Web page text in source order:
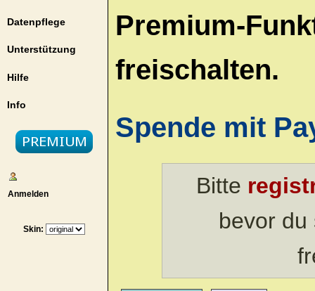
Datenpflege
Unterstützung
Hilfe
Info
Anmelden
Skin:
Premium-
freischalten.
Spende mit
Bitte
bevor du